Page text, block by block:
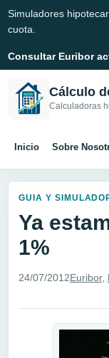
Simuladores
cuota.
Consultar Euribor
Cálculo
Calculadoras
Inicio Sobre
GUIA Y
Ya
1%
24/07/2012Euribor,